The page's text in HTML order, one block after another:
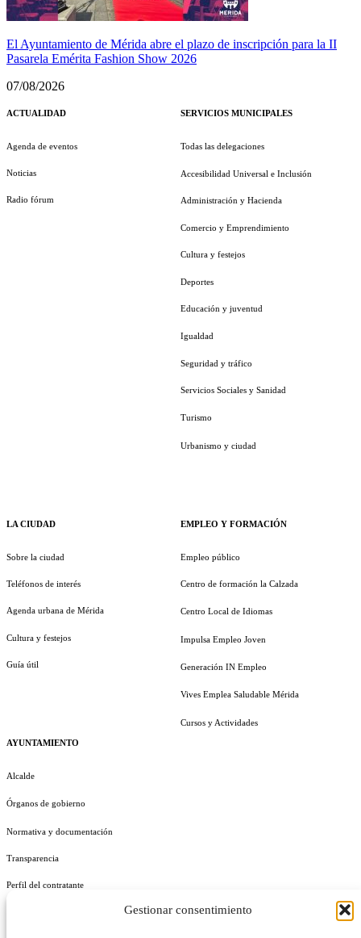
Gestionar consentimiento
El Ayuntamiento de Mérida abre el plazo de inscripción para la II
Pasarela Emérita Fashion Show 2026
07/08/2026
ACTUALIDAD
Agenda de eventos
Noticias
Radio fórum
LA CIUDAD
Sobre la ciudad
Teléfonos de interés
Agenda urbana de Mérida
Cultura y festejos
Guía útil
AYUNTAMIENTO
Alcalde
Órganos de gobierno
Normativa y documentación
Transparencia
Perfil del contratante
SERVICIOS MUNICIPALES
Todas las delegaciones
Accesibilidad Universal e Inclusión
Administración y Hacienda
Comercio y Emprendimiento
Cultura y festejos
Deportes
Educación y juventud
Igualdad
Seguridad y tráfico
Servicios Sociales y Sanidad
Turismo
Urbanismo y ciudad
EMPLEO Y FORMACIÓN
Empleo público
Centro de formación la Calzada
Centro Local de Idiomas
Impulsa Empleo Joven
Generación IN Empleo
Vives Emplea Saludable Mérida
Cursos y Actividades